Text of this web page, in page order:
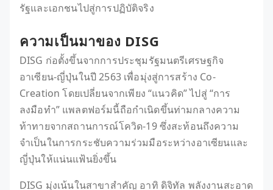
รัฐและเอกชนไปสู่การปฏิบัติจริง
ความเป็นมาของ DISG
DISG ก่อตั้งขึ้นจากการประชุมรัฐมนตรีเศรษฐกิจ
อาเซียน-ญี่ปุ่นในปี 2563 เพื่อมุ่งสู่การสร้าง Co-
Creation โดยเปลี่ยนจากเพียง “แนวคิด” ไปสู่ “การ
ลงมือทำ” แพลตฟอร์มนี้ถือกำเนิดขึ้นท่ามกลางความ
ท้าทายจากสถานการณ์โควิด-19 ซึ่งสะท้อนถึงความ
จำเป็นในการกระชับความร่วมมือระหว่างอาเซียนและ
ญี่ปุ่นให้แน่นแฟ้นยิ่งขึ้น
DISG มุ่งเน้นในสาขาสำคัญ อาทิ ดิจิทัล พลังงานสะอาด